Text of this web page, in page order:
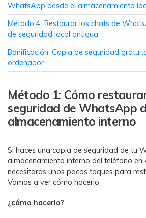
WhatsApp desde el almacenamiento
Método 4: Restaurar los chats de
de seguridad local antigua
Bonificación: Copia de seguridad
ordenador
Método 1: Cómo
seguridad de WhatsApp
almacenamiento interno
Si haces una copia de seguridad de tu
almacenamiento interno del teléfono en
necesitarás unos pocos toques para
Vamos a ver cómo hacerlo.
󠀰¿cómo hacerlo?󠀲󠀩󠀠󠀤󠀡󠀠󠀧󠀥󠀳